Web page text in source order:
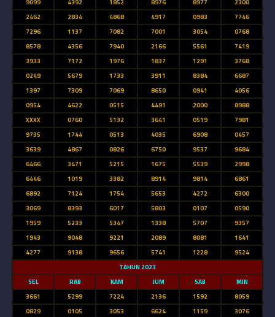
9099
4392 1852 8976 8977
2300
2462
2834 4868 4917 0983
7746
7296
1137 7082 7001 3054
0768
8578
4356 7940 2166 5561
7419
3933
7172 1976 1837 1291
3768
0249
5679 1733 3911 8384
6687
1397
7309 7069 8650 0941
4056
0954
4622 0515 4491 2000
8988
XXXX
0760 5132 3641 0519
7981
9735
1744 0513 4035 6908
0457
3639
4867 0826 6750 9537
9684
6466
3471 5215 1675 5539
2998
6446
1019 3382 8914 9814
6861
6892
7124 1754 5653 4272
6300
3069
8393 6017 5803 0107
0590
1959
5233 5347 1338 5707
9357
1943
9048 9221 2089 8081
1641
4277
9138 9656 5741 1228
9524
TAHUN 2023
SEL
RAB KAM JUM SAB
MIN
3661
5299 7224 2136 1592
8059
0829
0105 3053 6624 1159
3076